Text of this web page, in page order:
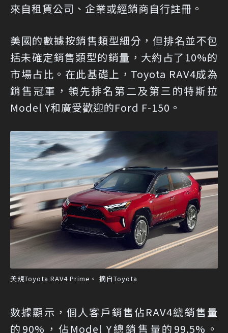
來自租賃公司、企業或經銷商自行註冊。
美國的數據按銷售類型細分，但排名並不包
括未確定銷售類型的銷量，大約占了10%的
市場占比。在此基礎上，Toyota RAV4成為
銷售冠軍，領先排名第二及第三的特斯拉
Model Y和廣受歡迎的Ford F-150。
美規Toyota RAV4 Prime。 摘自Toyota
數據顯示，個人客戶銷售佔RAV4總銷售量
的90%，佔Model Y總銷售量的99.5%。